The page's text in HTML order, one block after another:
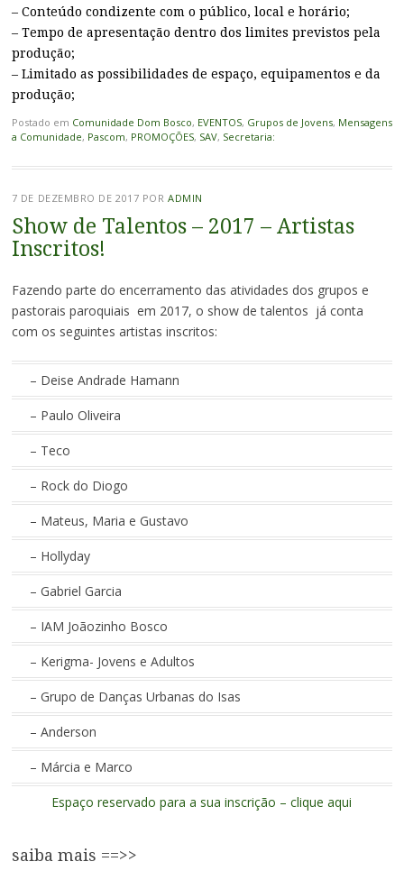
– Conteúdo condizente com o público, local e horário;
– Tempo de apresentação dentro dos limites previstos pela
produção;
– Limitado as possibilidades de espaço, equipamentos e da
produção;
Postado em Comunidade Dom Bosco, EVENTOS, Grupos de Jovens, Mensagens
a Comunidade, Pascom, PROMOÇÕES, SAV, Secretaria:
7 DE DEZEMBRO DE 2017 PORADMIN
Show de Talentos – 2017 – Artistas
Inscritos!
Fazendo parte do encerramento das atividades dos grupos e
pastorais paroquiais em 2017, o show de talentos já conta
com os seguintes artistas inscritos:
– Deise Andrade Hamann
– Paulo Oliveira
– Teco
– Rock do Diogo
– Mateus, Maria e Gustavo
– Hollyday
– Gabriel Garcia
– IAM Joãozinho Bosco
– Kerigma- Jovens e Adultos
– Grupo de Danças Urbanas do Isas
– Anderson
– Márcia e Marco
Espaço reservado para a sua inscrição – clique aqui
saiba mais ==>>